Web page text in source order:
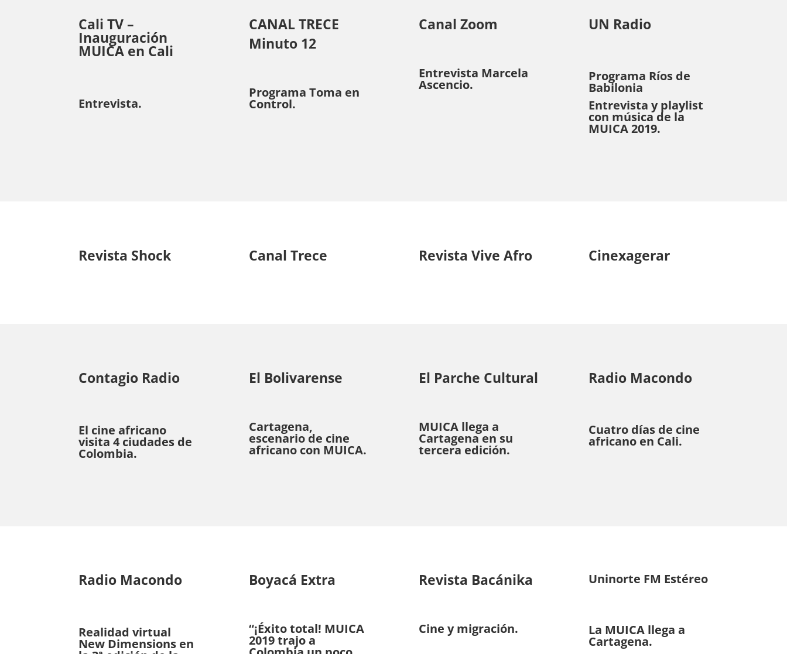
Cali TV –
Inauguración
MUICA en Cali
Entrevista.
CANAL TRECE
Minuto 12
Programa Toma en
Control.
Canal Zoom
Entrevista Marcela
Ascencio.
UN Radio
Programa Ríos de
Babilonia
Entrevista y playlist
con música de la
MUICA 2019.
Revista Shock Canal Trece Revista Vive Afro Cinexagerar
Contagio Radio
El cine africano
visita 4 ciudades de
Colombia.
El Bolivarense
Cartagena,
escenario de cine
africano con MUICA.
El Parche Cultural
MUICA llega a
Cartagena en su
tercera edición.
Radio Macondo
Cuatro días de cine
africano en Cali.
Radio Macondo
Realidad virtual
New Dimensions en
Boyacá Extra
“¡Éxito total! MUICA
2019 trajo a
Revista Bacánika
Cine y migración.
Uninorte FM Estéreo
La MUICA llega a
Cartagena.